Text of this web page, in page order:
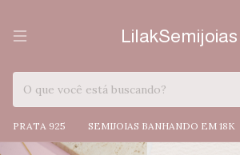
LilakSemijoias
PRATA 925 SEMIJOIAS BANHANDO EM 18K